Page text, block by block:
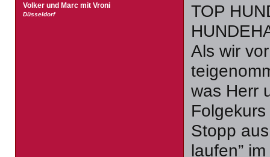
Volker und Marc mit Vroni
Düsseldorf
TOP
Als wir
was Herr
Stopp
laufen”